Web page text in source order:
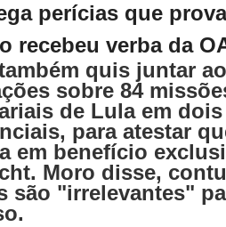
perícias que
recebeu verba da
quis juntar
sobre 84
de Lula em
para atestar
em benefício
Moro disse,
são "irrelevantes"